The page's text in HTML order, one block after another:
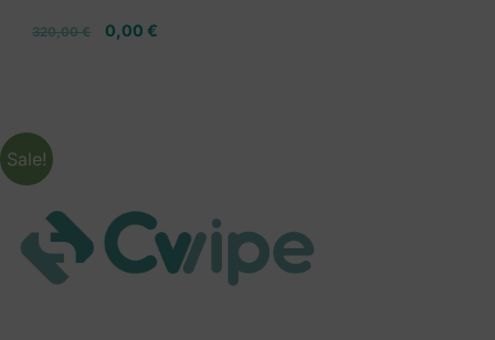
320,00€ 0,00 €
Sale!